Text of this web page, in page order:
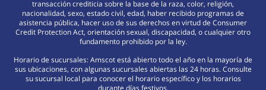
transacción crediticia sobre la base de la raza, color, religión,
nacionalidad, sexo, estado civil, edad, haber recibido programas de
asistencia pública, hacer uso de sus derechos en virtud de Consumer
Credit Protection Act, orientación sexual, discapacidad, o cualquier otro
fundamento prohibido por la ley.
Horario de sucursales: Amscot está abierto todo el año en la mayoría de
sus ubicaciones, con algunas sucursales abiertas las 24 horas. Consulte
su sucursal local para conocer el horario específico y los horarios
durante días festivos.